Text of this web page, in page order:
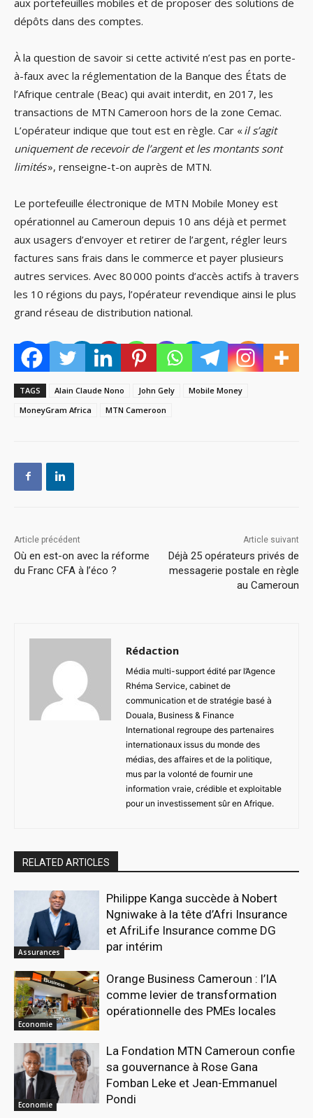
aux portefeuilles mobiles et de proposer des solutions de
dépôts dans des comptes.
À la question de savoir si cette activité n’est pas en porte-
à-faux avec la réglementation de la Banque des États de
l’Afrique centrale (Beac) qui avait interdit, en 2017, les
transactions de MTN Cameroon hors de la zone Cemac.
L’opérateur indique que tout est en règle. Car «il s’agit
uniquement de recevoir de l’argent et les montants sont
limités», renseigne-t-on auprès de MTN.
Le portefeuille électronique de MTN Mobile Money est
opérationnel au Cameroun depuis 10 ans déjà et permet
aux usagers d’envoyer et retirer de l’argent, régler leurs
factures sans frais dans le commerce et payer plusieurs
autres services. Avec 80 000 points d’accès actifs à travers
les 10 régions du pays, l’opérateur revendique ainsi le plus
grand réseau de distribution national.
TAGS Alain Claude Nono John Gely
Mobile Money
MoneyGram Africa
MTN Cameroon
Article précédent
Où en est-on avec la réforme
du Franc CFA à l’éco ?
Article suivant
Déjà 25 opérateurs privés de
messagerie postale en règle
au Cameroun
Rédaction
Média multi-support édité par l’Agence
Rhéma Service, cabinet de
communication et de stratégie basé à
Douala, Business & Finance
International regroupe des partenaires
internationaux issus du monde des
médias, des affaires et de la politique,
mus par la volonté de fournir une
information vraie, crédible et exploitable
pour un investissement sûr en Afrique.
RELATED ARTICLES
Assurances
Philippe Kanga succède à Nobert
Ngniwake à la tête d’Afri Insurance
et AfriLife Insurance comme DG
par intérim
Economie
Orange Business Cameroun : l’IA
comme levier de transformation
opérationnelle des PMEs locales
Economie
La Fondation MTN Cameroun confie
sa gouvernance à Rose Gana
Fomban Leke et Jean-Emmanuel
Pondi